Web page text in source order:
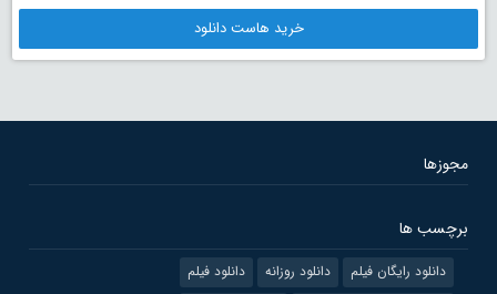
خرید هاست دانلود
مجوزها
برچسب ها
دانلود رایگان فیلم دانلود روزانه
دانلود فیلم